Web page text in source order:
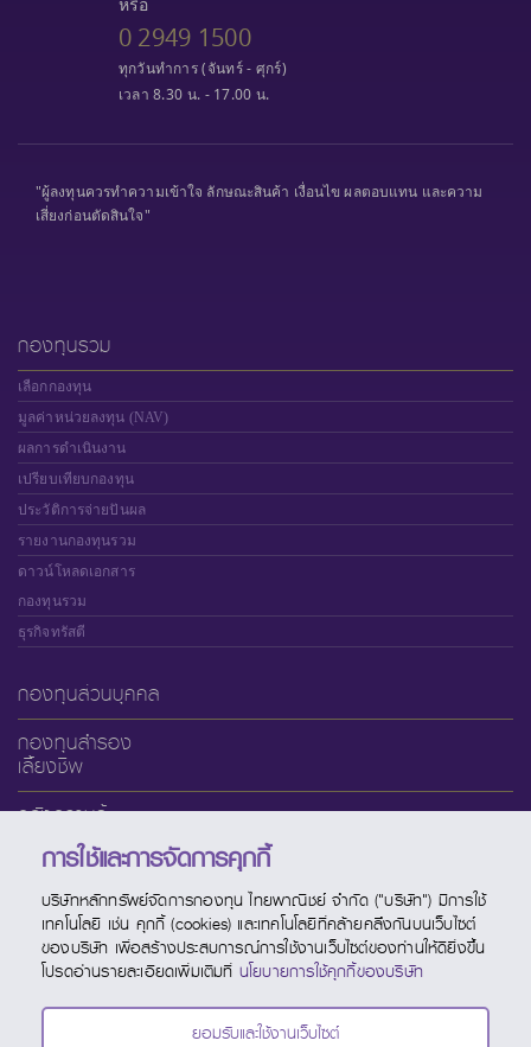
0 2949 1500
ทุกวันทำการ (จันทร์ - ศุกร์)
เวลา 8.30 น. - 17.00 น.
"ผู้ลงทุนควรทำความเข้าใจ ลักษณะสินค้า เงื่อนไข ผลตอบแทน และความ
เสี่ยงก่อนตัดสินใจ"
กองทุนรวม
เลือกกองทุน
มูลค่าหน่วยลงทุน (NAV)
ผลการดำเนินงาน
เปรียบเทียบกองทุน
ประวัติการจ่ายปันผล
รายงานกองทุนรวม
ดาวน์โหลดเอกสาร
กองทุนรวม
ธุรกิจทรัสตี
กองทุนส่วนบุคคล
กองทุนสำรอง
เลี้ยงชีพ
คลังความรู้
เกี่ยวกับ SCBAM
บริการออนไลน์
ช่องทางบริการ
ปฏิทินกองทุน
การใช้และการจัดการคุกกี้
บริษัทหลักทรัพย์จัดการกองทุน ไทยพาณิชย์ จำกัด ("บริษัท") มีการใช้
เทคโนโลยี เช่น คุกกี้ (cookies) และเทคโนโลยีที่คล้ายคลึงกันบนเว็บไซต์
ของบริษัท เพื่อสร้างประสบการณ์การใช้งานเว็บไซต์ของท่านให้ดียิ่งขึ้น
โปรดอ่านรายละเอียดเพิ่มเติมที่ นโยบายการใช้คุกกี้ของบริษัท
ยอมรับและใช้งานเว็บไซต์